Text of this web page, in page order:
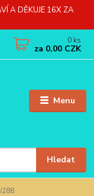
A DĚKUJE 16X ZA
Menu
Hledat
0 ks
za 0,00 CZK
288